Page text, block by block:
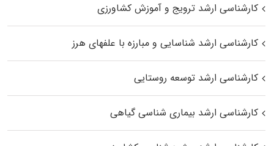
کارشناسی ارشد ترویج و آموزش کشاورزی
کارشناسی ارشد شناسایی و مبارزه با علفهای هرز
کارشناسی ارشد توسعه روستایی
کارشناسی ارشد بیماری‌ شناسی گیاهی